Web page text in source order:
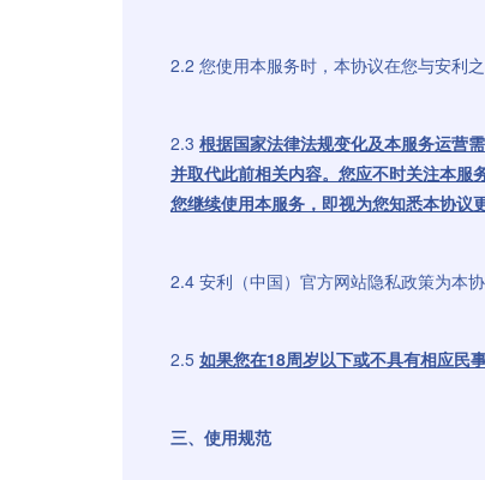
2.2 您使用本服务时，本协议在您与安利
2.3 根据国家法律法规变化及本服务运营
并取代此前相关内容。您应不时关注本服
您继续使用本服务，即视为您知悉本协议
2.4 安利（中国）官方网站隐私政策为本
2.5 如果您在18周岁以下或不具有相应民
三、使用规范